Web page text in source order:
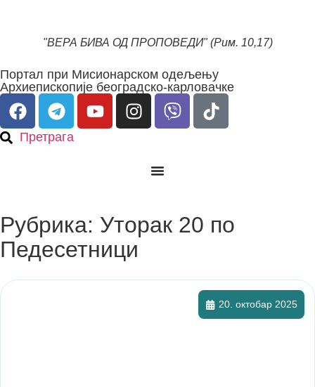
"ВЕРА БИВА ОД ПРОПОВЕДИ" (Рим. 10,17)
Портал при Мисионарском одељењу
Архиепископије београдско-карловачке
Претрага
Рубрика: Уторак 20 по
Педесетници
20. октобар 2025